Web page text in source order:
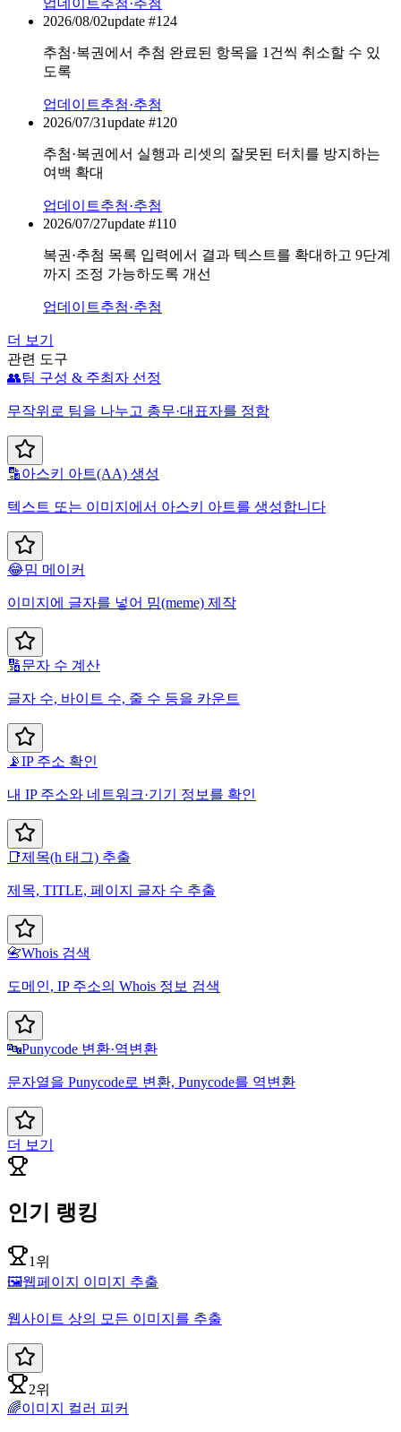
2026/08/02update #124
추첨·복권에서 추첨 완료된 항목을 1건씩 취소할 수 있
도록
업데이트추첨·추첨
2026/07/31update #120
추첨·복권에서 실행과 리셋의 잘못된 터치를 방지하는
여백 확대
업데이트추첨·추첨
2026/07/27update #110
복권·추첨 목록 입력에서 결과 텍스트를 확대하고 9단계
까지 조정 가능하도록 개선
업데이트추첨·추첨
더 보기
관련 도구
👥팀 구성 & 주최자 선정
무작위로 팀을 나누고 총무·대표자를 정함
🔡아스키 아트(AA) 생성
텍스트 또는 이미지에서 아스키 아트를 생성합니다
😂밈 메이커
이미지에 글자를 넣어 밈(meme) 제작
🔢문자 수 계산
글자 수, 바이트 수, 줄 수 등을 카운트
📡IP 주소 확인
내 IP 주소와 네트워크·기기 정보를 확인
📑제목(h 태그) 추출
제목, TITLE, 페이지 글자 수 추출
📇Whois 검색
도메인, IP 주소의 Whois 정보 검색
🔤Punycode 변환·역변환
문자열을 Punycode로 변환, Punycode를 역변환
더 보기
인기 랭킹
1위
🖼️웹페이지 이미지 추출
웹사이트 상의 모든 이미지를 추출
2위
🌈이미지 컬러 피커